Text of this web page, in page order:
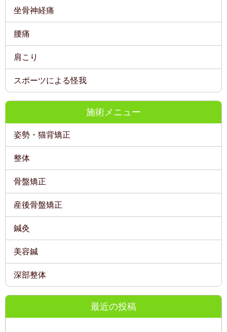
坐骨神経痛
腰痛
肩こり
スポーツによる怪我
施術メニュー
姿勢・猫背矯正
整体
骨盤矯正
産後骨盤矯正
鍼灸
美容鍼
深部整体
最近の投稿